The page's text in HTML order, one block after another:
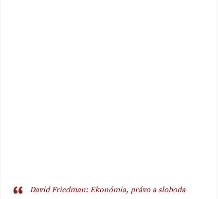
David Friedman: Ekonómia, právo a sloboda